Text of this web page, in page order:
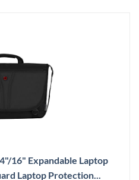
16" Expandable Laptop
Laptop Protection...